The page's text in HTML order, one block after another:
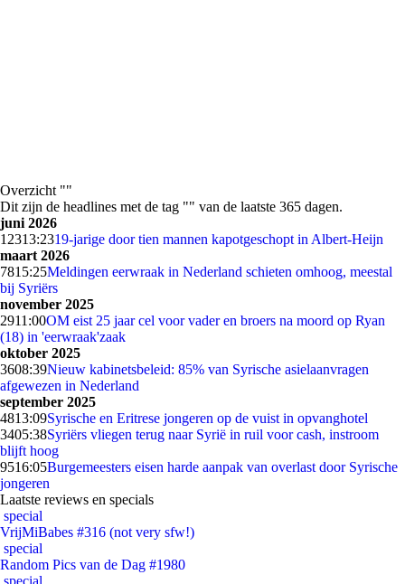
Overzicht ""
Dit zijn de headlines met de tag "" van de laatste 365 dagen.
juni 2026
12313:2319-jarige door tien mannen kapotgeschopt in Albert-Heijn
maart 2026
7815:25Meldingen eerwraak in Nederland schieten omhoog, meestal
bij Syriërs
november 2025
2911:00OM eist 25 jaar cel voor vader en broers na moord op Ryan
(18) in 'eerwraak'zaak
oktober 2025
3608:39Nieuw kabinetsbeleid: 85% van Syrische asielaanvragen
afgewezen in Nederland
september 2025
4813:09Syrische en Eritrese jongeren op de vuist in opvanghotel
3405:38Syriërs vliegen terug naar Syrië in ruil voor cash, instroom
blijft hoog
9516:05Burgemeesters eisen harde aanpak van overlast door Syrische
jongeren
Laatste reviews en specials
special
VrijMiBabes #316 (not very sfw!)
special
Random Pics van de Dag #1980
special